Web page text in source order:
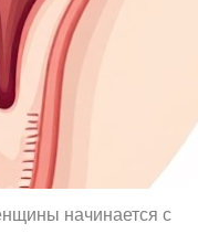
начинается с